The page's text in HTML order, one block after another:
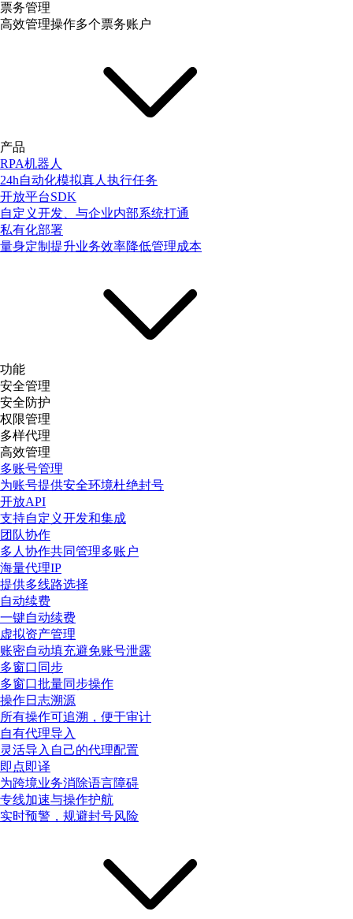
票务管理
高效管理操作多个票务账户
产品
RPA机器人
24h自动化模拟真人执行任务
开放平台SDK
自定义开发、与企业内部系统打通
私有化部署
量身定制提升业务效率降低管理成本
功能
安全管理
安全防护
权限管理
多样代理
高效管理
多账号管理
为账号提供安全环境杜绝封号
开放API
支持自定义开发和集成
团队协作
多人协作共同管理多账户
海量代理IP
提供多线路选择
自动续费
一键自动续费
虚拟资产管理
账密自动填充避免账号泄露
多窗口同步
多窗口批量同步操作
操作日志溯源
所有操作可追溯，便于审计
自有代理导入
灵活导入自己的代理配置
即点即译
为跨境业务消除语言障碍
专线加速与操作护航
实时预警，规避封号风险